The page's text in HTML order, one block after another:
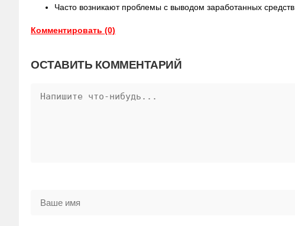
Часто возникают проблемы с выводом заработанных средств
Комментировать (0)
ОСТАВИТЬ КОММЕНТАРИЙ